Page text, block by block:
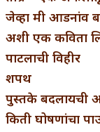
जेव्हा मी आडनांव
अशी एक कविता
पाटलाची विहीर
शपथ
पुस्तके बदलायची
किती घोषणांचा